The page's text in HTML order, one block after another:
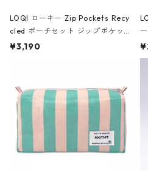
LOQI ローキー Zip Pockets Recy
cled ポーチセット ジップポケット
ファスナーポーチ 撥水加工 トラベ
ーガンディー、オフホワイト
¥3,190